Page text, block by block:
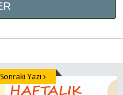
Sonraki Yazı